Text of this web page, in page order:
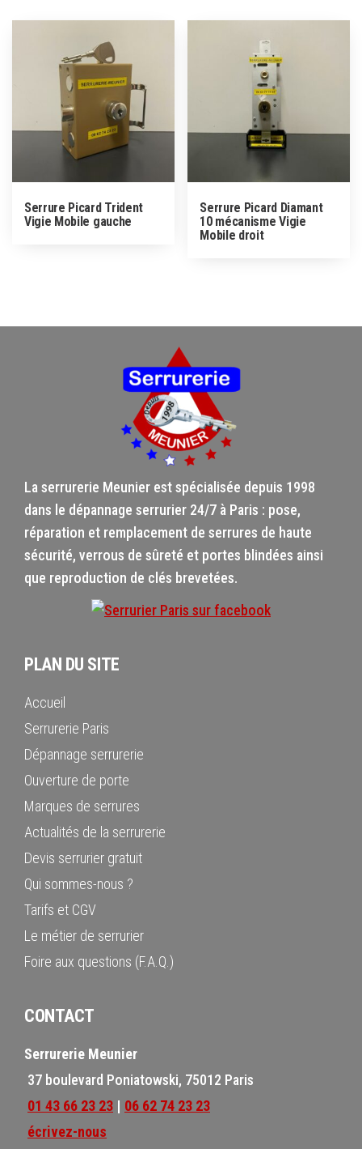
Serrure Picard Trident
Vigie Mobile gauche
Serrure Picard Diamant
10 mécanisme Vigie
Mobile droit
La serrurerie Meunier est spécialisée depuis 1998
dans le dépannage serrurier 24/7 à Paris : pose,
réparation et remplacement de serrures de haute
sécurité, verrous de sûreté et portes blindées ainsi
que reproduction de clés brevetées.
PLAN DU SITE
Accueil
Serrurerie Paris
Dépannage serrurerie
Ouverture de porte
Marques de serrures
Actualités de la serrurerie
Devis serrurier gratuit
Qui sommes-nous ?
Tarifs et CGV
Le métier de serrurier
Foire aux questions (F.A.Q.)
CONTACT
Serrurerie Meunier
37 boulevard Poniatowski, 75012 Paris
01 43 66 23 23 | 06 62 74 23 23
écrivez-nous